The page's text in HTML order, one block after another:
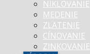
NIKLOVANIE
MEDENIE
ZLATENIE
CÍNOVANIE
ZINKOVANIE